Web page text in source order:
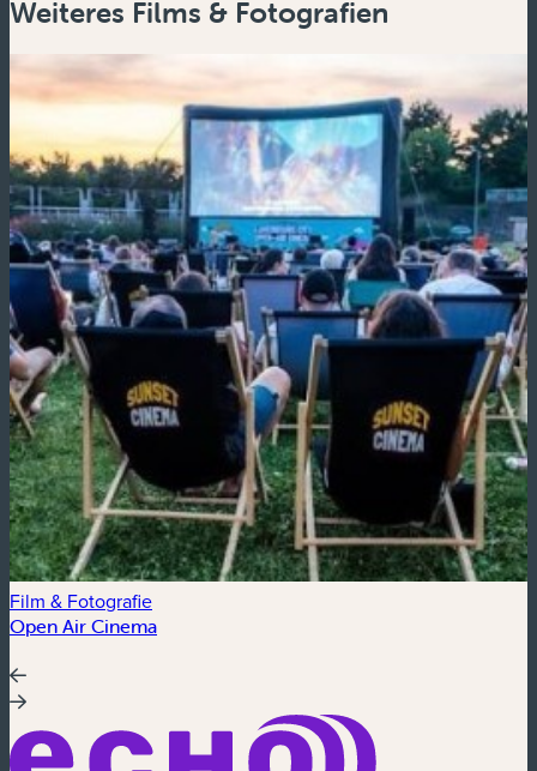
Weiteres Films & Fotografien
Film & Fotografie
Open Air Cinema